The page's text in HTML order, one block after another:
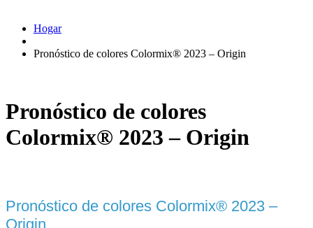
Hogar
Pronóstico de colores Colormix® 2023 – Origin
Pronóstico de colores
Colormix® 2023 – Origin
Pronóstico de colores Colormix® 2023 –
Origin